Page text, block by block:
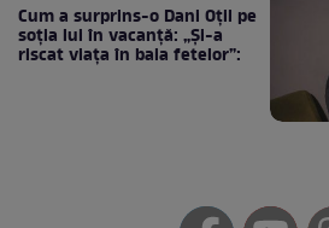
Cum a surprins-o Dani Oțil pe
soția lui în vacanță: „Și-a
riscat viața în baia fetelor”: